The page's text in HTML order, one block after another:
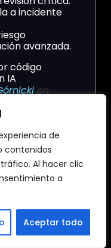
de
contenidos
Al hacer clic
a
Aceptar todo
a incidente
avanzada.
en
fallo
humanos.